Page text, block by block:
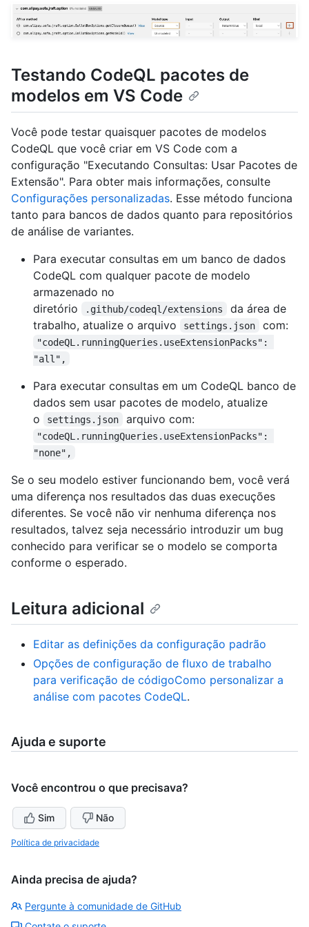
Testando CodeQL pacotes de
modelos em VS Code
Você pode testar quaisquer pacotes de modelos
CodeQL que você criar em VS Code com a
configuração "Executando Consultas: Usar Pacotes de
Extensão". Para obter mais informações, consulte
Configurações personalizadas. Esse método funciona
tanto para bancos de dados quanto para repositórios
de análise de variantes.
Para executar consultas em um banco de dados
CodeQL com qualquer pacote de modelo
armazenado no
diretório
.github/codeql/extensions
da área de
trabalho, atualize o arquivo
settings.json com:
"codeQL.runningQueries.useExtensionPacks":
"all",
Para executar consultas em um CodeQL banco de
dados sem usar pacotes de modelo, atualize
o
settings.json arquivo com:
"codeQL.runningQueries.useExtensionPacks":
"none",
Se o seu modelo estiver funcionando bem, você verá
uma diferença nos resultados das duas execuções
diferentes. Se você não vir nenhuma diferença nos
resultados, talvez seja necessário introduzir um bug
conhecido para verificar se o modelo se comporta
conforme o esperado.
Leitura adicional
Editar as definições da configuração padrão
Opções de configuração de fluxo de trabalho
para verificação de códigoComo personalizar a
análise com pacotes CodeQL.
Ajuda e suporte
Você encontrou o que precisava?
Sim Não
Política de privacidade
Ainda precisa de ajuda?
Pergunte à comunidade de GitHub